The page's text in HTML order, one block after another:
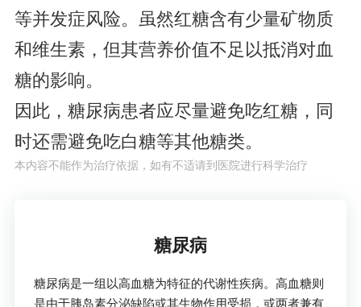
等并发症风险。虽然红糖含有少量矿物质
和维生素，但其营养价值不足以抵消对血
糖的影响。
因此，糖尿病患者应尽量避免吃红糖，同
时还需避免吃白糖等其他糖类。
本内容不能作为治疗依据，如有不适请到医院进行科学治疗
糖尿病
糖尿病是一组以高血糖为特征的代谢性疾病。高血糖则
是由于胰岛素分泌缺陷或其生物作用受损，或两者兼有